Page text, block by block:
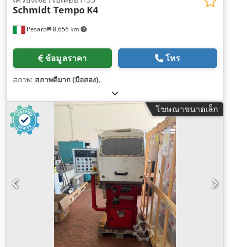
Pesaro 8,656 km
Schmidt Tempo K4
ข้อมูลราคา โทร
สภาพ: สภาพดีมาก (มือสอง),
โฆษณาขนาดเล็ก